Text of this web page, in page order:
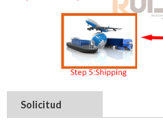
Solicitud